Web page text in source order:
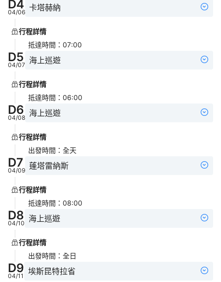
D4
04/06 卡塔赫納
行程詳情
抵達時間 ： 07:00
D5
04/07 海上巡遊
行程詳情
抵達時間 ： 06:00
D6
04/08 海上巡遊
行程詳情
出發時間 ： 全天
D7
04/09 蓬塔雷納斯
行程詳情
抵達時間 ： 08:00
D8
04/10 海上巡遊
行程詳情
出發時間 ： 全日
D9
04/11 埃斯昆特拉省